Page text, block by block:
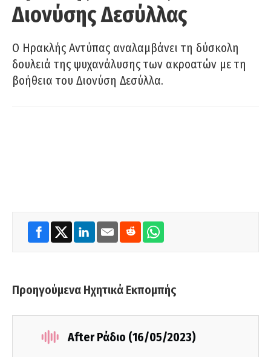
Διονύσης Δεσύλλας
Ο Ηρακλής Αντύπας αναλαμβάνει τη δύσκολη
δουλειά της ψυχανάλυσης των ακροατών με τη
βοήθεια του Διονύση Δεσύλλα.
Προηγούμενα Ηχητικά Εκπομπής
After Ράδιο (16/05/2023)